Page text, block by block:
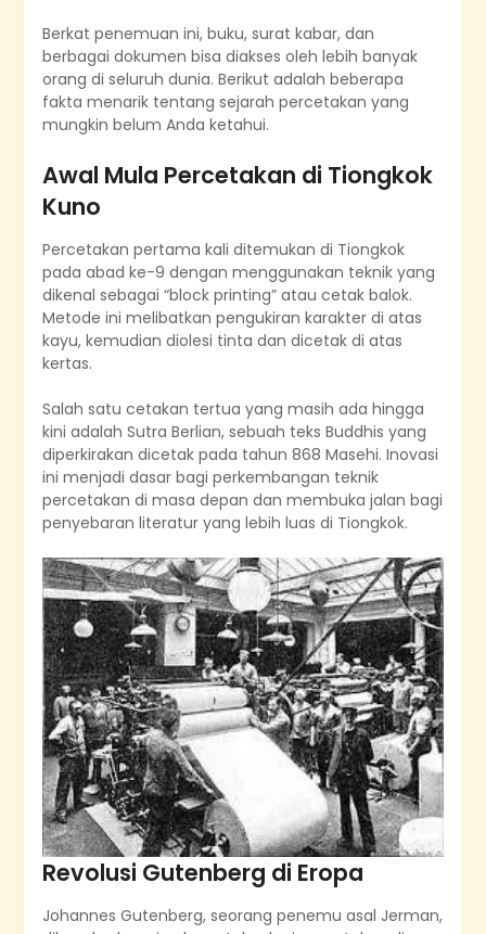
Berkat penemuan ini, buku, surat kabar, dan
berbagai dokumen bisa diakses oleh lebih banyak
orang di seluruh dunia. Berikut adalah beberapa
fakta menarik tentang sejarah percetakan yang
mungkin belum Anda ketahui.
Awal Mula Percetakan di Tiongkok
Kuno
Percetakan pertama kali ditemukan di Tiongkok
pada abad ke-9 dengan menggunakan teknik yang
dikenal sebagai “block printing” atau cetak balok.
Metode ini melibatkan pengukiran karakter di atas
kayu, kemudian diolesi tinta dan dicetak di atas
kertas.
Salah satu cetakan tertua yang masih ada hingga
kini adalah Sutra Berlian, sebuah teks Buddhis yang
diperkirakan dicetak pada tahun 868 Masehi. Inovasi
ini menjadi dasar bagi perkembangan teknik
percetakan di masa depan dan membuka jalan bagi
penyebaran literatur yang lebih luas di Tiongkok.
Revolusi Gutenberg di Eropa
Johannes Gutenberg, seorang penemu asal Jerman,